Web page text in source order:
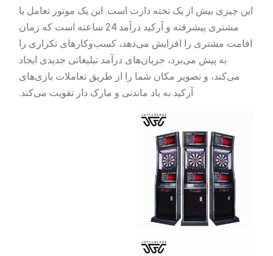
این چیزی بیش از یک تخته دارت است. این یک موتور تعامل با
مشتری پیشرفته و آرکید درآمد 24 ساعته است که زمان
اقامت مشتری را افزایش می‌دهد، کسب‌وکارهای تکراری را
به پیش می‌برد، جریان‌های درآمد تبلیغاتی جدیدی ایجاد
می‌کند، و تصویر مکان شما را از طریق تعاملات بازی‌های
آرکید به یاد ماندنی و مارک دار تقویت می‌کند.